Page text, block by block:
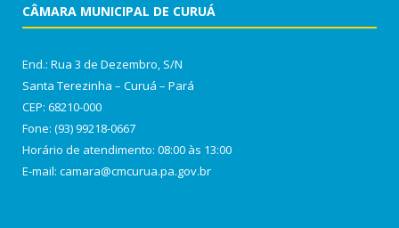
CÂMARA MUNICIPAL DE CURUÁ
End.: Rua 3 de Dezembro, S/N
Santa Terezinha – Curuá – Pará
CEP: 68210-000
Fone: (93) 99218-0667
Horário de atendimento: 08:00 às 13:00
E-mail: camara@cmcurua.pa.gov.br